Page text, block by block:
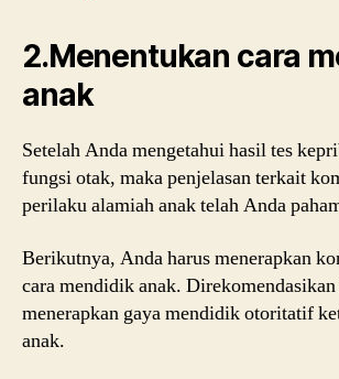
2.Menentukan cara
anak
Setelah Anda mengetahui hasil tes
fungsi otak, maka penjelasan terkait
perilaku alamiah anak telah Anda
Berikutnya, Anda harus menerapkan
cara mendidik anak.
menerapkan gaya mendidik otoritatif
anak.